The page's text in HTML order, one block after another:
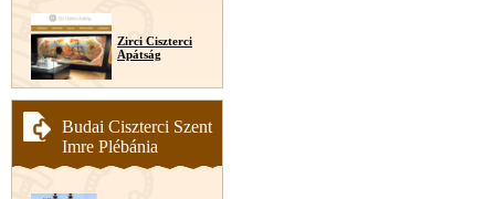
Zirci Ciszterci
Apátság
Budai Ciszterci Szent
Imre Plébánia